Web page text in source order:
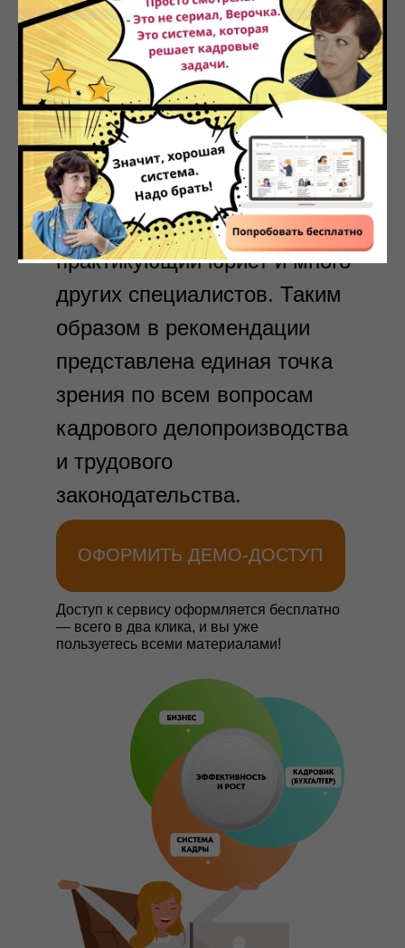
день, а количество
нарушений и штрафов
снизится минимумв 2 раза.
Над каждой рекомендацией
работает несколько авторов:
кадровый специалист,
практикующий юрист и много
других специалистов. Таким
образом в рекомендации
представлена единая точка
зрения по всем вопросам
кадрового делопроизводства
и трудового
законодательства.
ОФОРМИТЬ ДЕМО-ДОСТУП
Доступ к сервису оформляется бесплатно
— всего в два клика, и вы уже
пользуетесь всеми материалами!